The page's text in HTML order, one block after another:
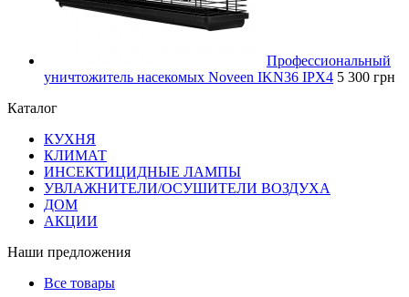
Профессиональный
уничтожитель насекомых Noveen IKN36 IPX4 5 300 грн
Каталог
КУХНЯ
КЛИМАТ
ИНСЕКТИЦИДНЫЕ ЛАМПЫ
УВЛАЖНИТЕЛИ/ОСУШИТЕЛИ ВОЗДУХА
ДОМ
АКЦИИ
Наши предложения
Все товары